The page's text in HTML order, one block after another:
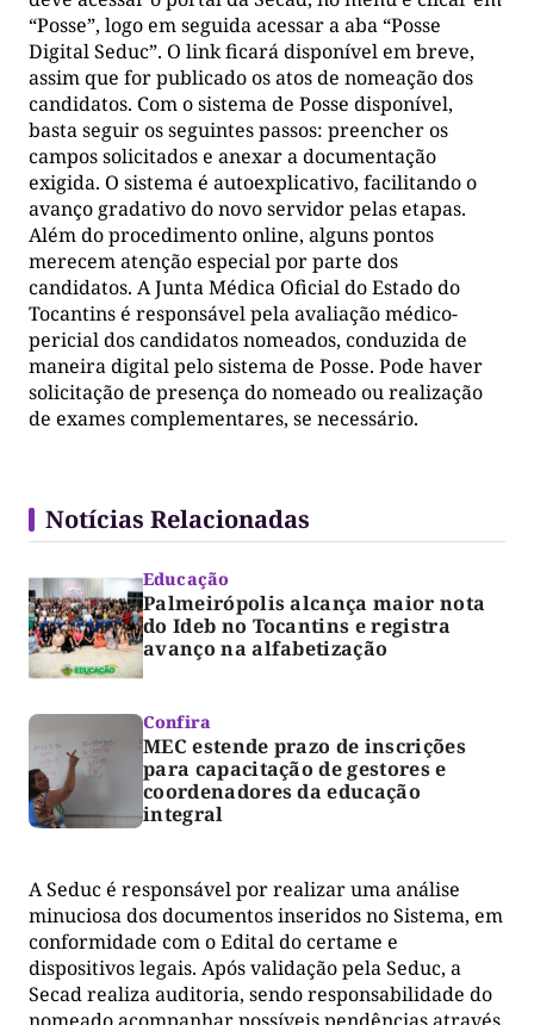
“Posse”, logo em seguida acessar a aba “Posse
Digital Seduc”. O link ficará disponível em breve,
assim que for publicado os atos de nomeação dos
candidatos. Com o sistema de Posse disponível,
basta seguir os seguintes passos: preencher os
campos solicitados e anexar a documentação
exigida. O sistema é autoexplicativo, facilitando o
avanço gradativo do novo servidor pelas etapas.
Além do procedimento online, alguns pontos
merecem atenção especial por parte dos
candidatos. A Junta Médica Oficial do Estado do
Tocantins é responsável pela avaliação médico-
pericial dos candidatos nomeados, conduzida de
maneira digital pelo sistema de Posse. Pode haver
solicitação de presença do nomeado ou realização
de exames complementares, se necessário.
Notícias Relacionadas
Educação
Palmeirópolis alcança maior nota
do Ideb no Tocantins e registra
avanço na alfabetização
Confira
MEC estende prazo de inscrições
para capacitação de gestores e
coordenadores da educação
integral
A Seduc é responsável por realizar uma análise
minuciosa dos documentos inseridos no Sistema, em
conformidade com o Edital do certame e
dispositivos legais. Após validação pela Seduc, a
Secad realiza auditoria, sendo responsabilidade do